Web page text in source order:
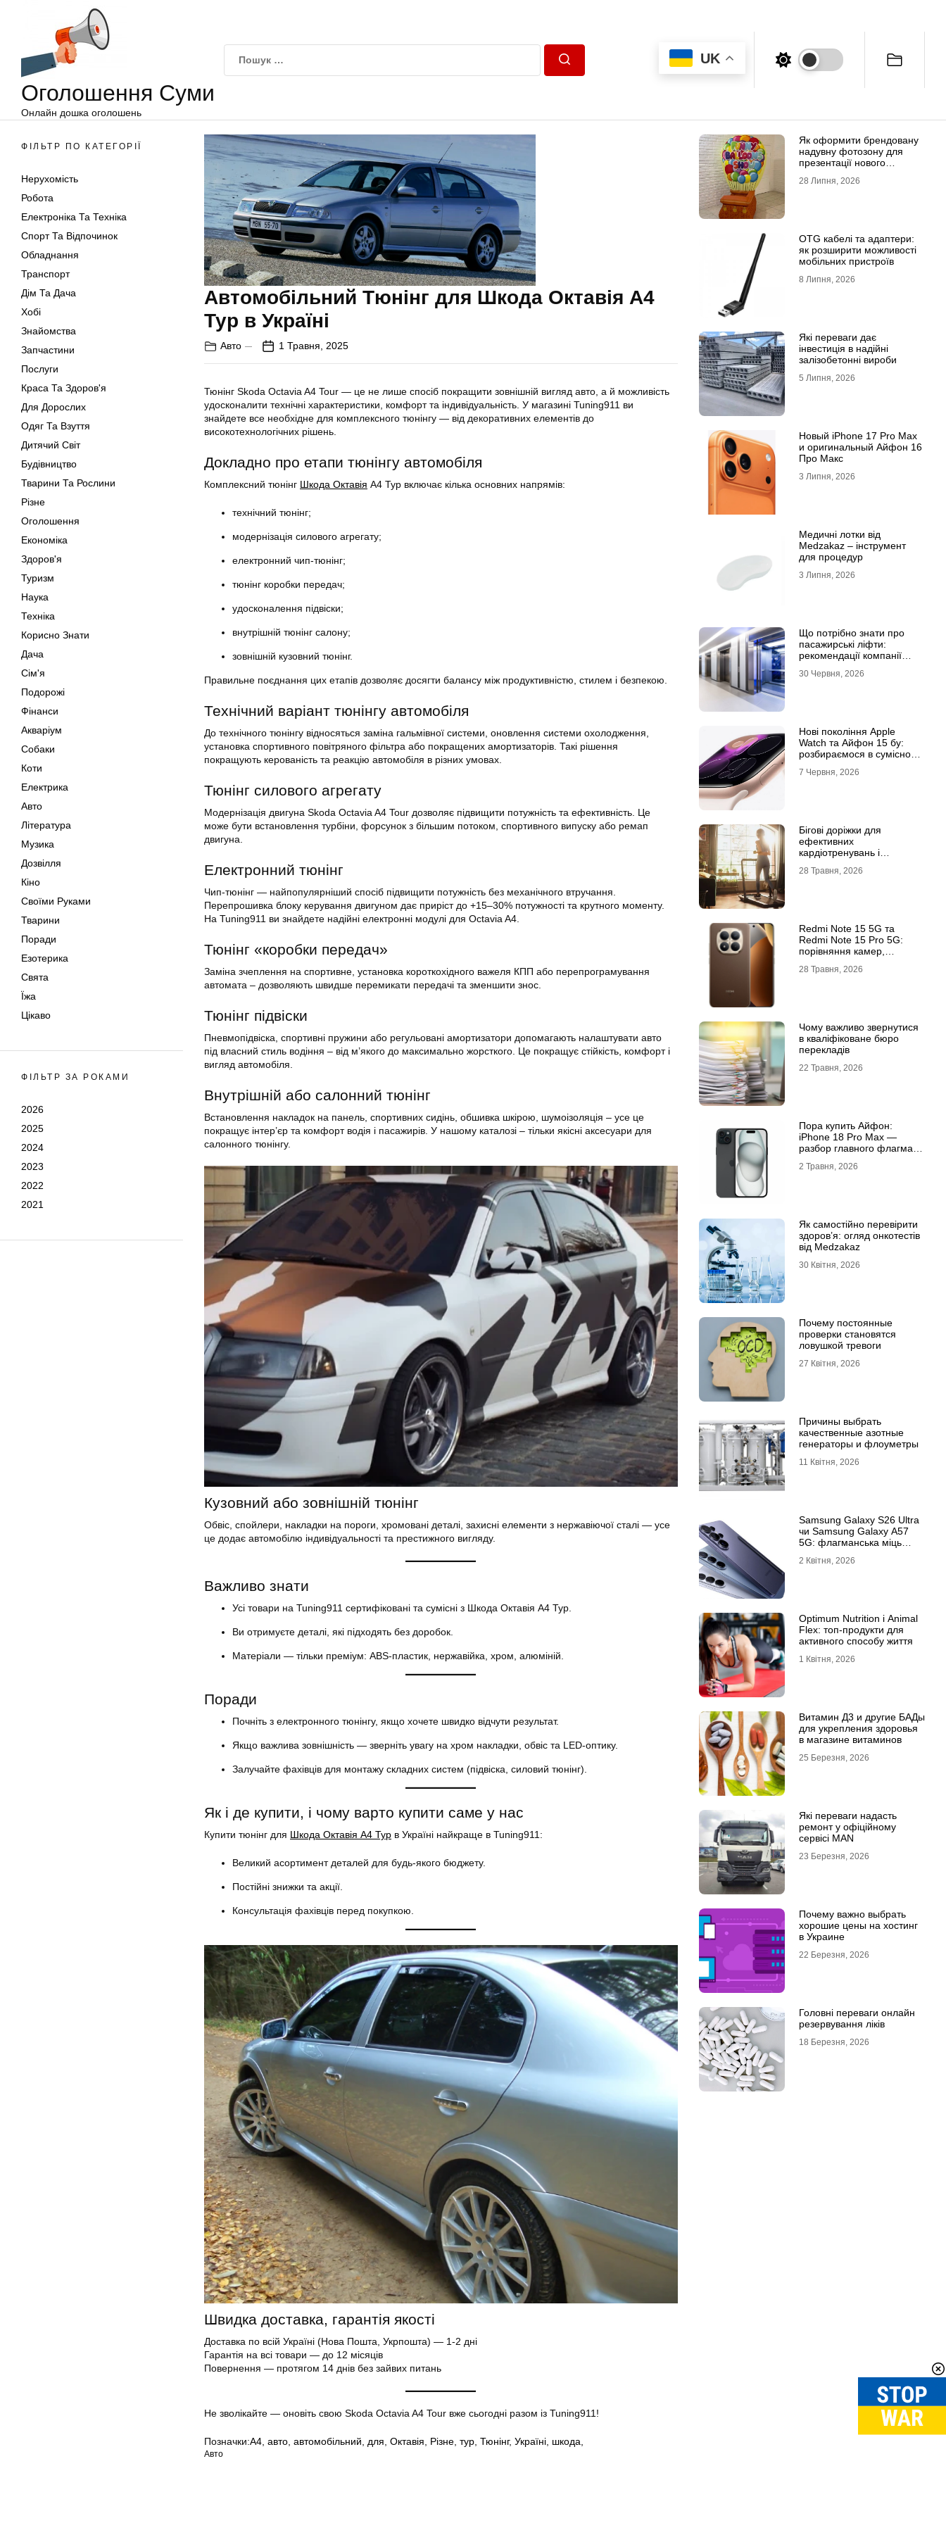
Оголошення Суми
Онлайн дошка оголошень
UK
ФІЛЬТР ПО КАТЕГОРІЇ
Нерухомість
Робота
Електроніка Та Техніка
Спорт Та Відпочинок
Обладнання
Транспорт
Дім Та Дача
Хобі
Знайомства
Запчастини
Послуги
Краса Та Здоров'я
Для Дорослих
Одяг Та Взуття
Дитячий Світ
Будівництво
Тварини Та Рослини
Різне
Оголошення
Економіка
Здоров'я
Туризм
Наука
Техніка
Корисно Знати
Дача
Сім'я
Подорожі
Фінанси
Акваріум
Собаки
Коти
Електрика
Авто
Література
Музика
Дозвілля
Кіно
Своїми Руками
Тварини
Поради
Езотерика
Свята
Їжа
Цікаво
ФІЛЬТР ЗА РОКАМИ
2026
2025
2024
2023
2022
2021
Автомобільний Тюнінг для Шкода Октавія А4
Тур в Україні
Авто 1 Травня, 2025
Тюнінг Skoda Octavia A4 Tour — це не лише спосіб покращити зовнішній вигляд авто, а й можливість
удосконалити технічні характеристики, комфорт та індивідуальність. У магазині Tuning911 ви
знайдете все необхідне для комплексного тюнінгу — від декоративних елементів до
високотехнологічних рішень.
Докладно про етапи тюнінгу автомобіля
Комплексний тюнінг Шкода Октавія А4 Тур включає кілька основних напрямів:
технічний тюнінг;
модернізація силового агрегату;
електронний чип-тюнінг;
тюнінг коробки передач;
удосконалення підвіски;
внутрішній тюнінг салону;
зовнішній кузовний тюнінг.
Правильне поєднання цих етапів дозволяє досягти балансу між продуктивністю, стилем і безпекою.
Технічний варіант тюнінгу автомобіля
До технічного тюнінгу відносяться заміна гальмівної системи, оновлення системи охолодження,
установка спортивного повітряного фільтра або покращених амортизаторів. Такі рішення
покращують керованість та реакцію автомобіля в різних умовах.
Тюнінг силового агрегату
Модернізація двигуна Skoda Octavia A4 Tour дозволяє підвищити потужність та ефективність. Це
може бути встановлення турбіни, форсунок з більшим потоком, спортивного випуску або ремап
двигуна.
Електронний тюнінг
Чип-тюнінг — найпопулярніший спосіб підвищити потужність без механічного втручання.
Перепрошивка блоку керування двигуном дає приріст до +15–30% потужності та крутного моменту.
На Tuning911 ви знайдете надійні електронні модулі для Octavia A4.
Тюнінг «коробки передач»
Заміна зчеплення на спортивне, установка короткохідного важеля КПП або перепрограмування
автомата – дозволяють швидше перемикати передачі та зменшити знос.
Тюнінг підвіски
Пневмопідвіска, спортивні пружини або регульовані амортизатори допомагають налаштувати авто
під власний стиль водіння – від м’якого до максимально жорсткого. Це покращує стійкість, комфорт і
вигляд автомобіля.
Внутрішній або салонний тюнінг
Встановлення накладок на панель, спортивних сидінь, обшивка шкірою, шумоізоляція – усе це
покращує інтер’єр та комфорт водія і пасажирів. У нашому каталозі – тільки якісні аксесуари для
салонного тюнінгу.
Кузовний або зовнішній тюнінг
Обвіс, спойлери, накладки на пороги, хромовані деталі, захисні елементи з нержавіючої сталі — усе
це додає автомобілю індивідуальності та престижного вигляду.
Важливо знати
Усі товари на Tuning911 сертифіковані та сумісні з Шкода Октавія А4 Тур.
Ви отримуєте деталі, які підходять без доробок.
Матеріали — тільки преміум: ABS-пластик, нержавійка, хром, алюміній.
Поради
Почніть з електронного тюнінгу, якщо хочете швидко відчути результат.
Якщо важлива зовнішність — зверніть увагу на хром накладки, обвіс та LED-оптику.
Залучайте фахівців для монтажу складних систем (підвіска, силовий тюнінг).
Як і де купити, і чому варто купити саме у нас
Купити тюнінг для Шкода Октавія А4 Тур в Україні найкраще в Tuning911:
Великий асортимент деталей для будь-якого бюджету.
Постійні знижки та акції.
Консультація фахівців перед покупкою.
Швидка доставка, гарантія якості
Доставка по всій Україні (Нова Пошта, Укрпошта) — 1-2 дні
Гарантія на всі товари — до 12 місяців
Повернення — протягом 14 днів без зайвих питань
Не зволікайте — оновіть свою Skoda Octavia A4 Tour вже сьогодні разом із Tuning911!
Позначки:А4 авто автомобільний для Октавія Різне тур Тюнінг, Україні шкода,
Авто
Як оформити брендовану
надувну фотозону для
презентації нового
28 Липня, 2026
OTG кабелі та адаптери:
як розширити можливості
мобільних пристроїв
8 Липня, 2026
Які переваги дає
інвестиція в надійні
залізобетонні вироби
5 Липня, 2026
Новый iPhone 17 Pro Max
и оригинальный Айфон 16
Про Макс
3 Липня, 2026
Медичні лотки від
Medzakaz – інструмент
для процедур
3 Липня, 2026
Що потрібно знати про
пасажирські ліфти:
рекомендації компанії
30 Червня, 2026
Нові покоління Apple
Watch та Айфон 15 бу:
розбираємося в сумісності
екосистеми
7 Червня, 2026
Бігові доріжки для
ефективних
кардіотренувань і
способу життя
28 Травня, 2026
Redmi Note 15 5G та
Redmi Note 15 Pro 5G:
порівняння камер,
продуктивності
28 Травня, 2026
Чому важливо звернутися
в кваліфіковане бюро
перекладів
22 Травня, 2026
Пора купить Айфон:
iPhone 18 Pro Max —
разбор главного флагмана
2 Травня, 2026
Як самостійно перевірити
здоров’я: огляд онкотестів
від Medzakaz
30 Квітня, 2026
Почему постоянные
проверки становятся
ловушкой тревоги
27 Квітня, 2026
Причины выбрать
качественные азотные
генераторы и флоуметры
11 Квітня, 2026
Samsung Galaxy S26 Ultra
чи Samsung Galaxy A57
5G: флагманська міць
2 Квітня, 2026
Optimum Nutrition і Animal
Flex: топ-продукти для
активного способу життя
1 Квітня, 2026
Витамин Д3 и другие БАДы
для укрепления здоровья
в магазине витаминов
25 Березня, 2026
Які переваги надасть
ремонт у офіційному
сервісі MAN
23 Березня, 2026
Почему важно выбрать
хорошие цены на хостинг
в Украине
22 Березня, 2026
Головні переваги онлайн
резервування ліків
18 Березня, 2026